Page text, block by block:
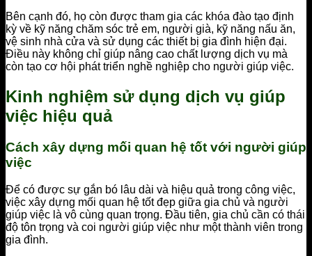
Bên cạnh đó, họ còn được tham gia các khóa đào tạo định
kỳ về kỹ năng chăm sóc trẻ em, người già, kỹ năng nấu ăn,
vệ sinh nhà cửa và sử dụng các thiết bị gia đình hiện đại.
Điều này không chỉ giúp nâng cao chất lượng dịch vụ mà
còn tạo cơ hội phát triển nghề nghiệp cho người giúp việc.
Kinh nghiệm sử dụng dịch vụ giúp
việc hiệu quả
Cách xây dựng mối quan hệ tốt với người giúp
việc
Để có được sự gắn bó lâu dài và hiệu quả trong công việc,
việc xây dựng mối quan hệ tốt đẹp giữa gia chủ và người
giúp việc là vô cùng quan trọng. Đầu tiên, gia chủ cần có thái
độ tôn trọng và coi người giúp việc như một thành viên trong
gia đình.